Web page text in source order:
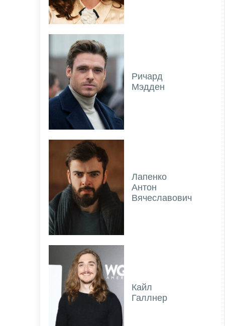
Ричард
Мэдден
Лапенко
Антон
Вячеславович
Кайл
Галлнер